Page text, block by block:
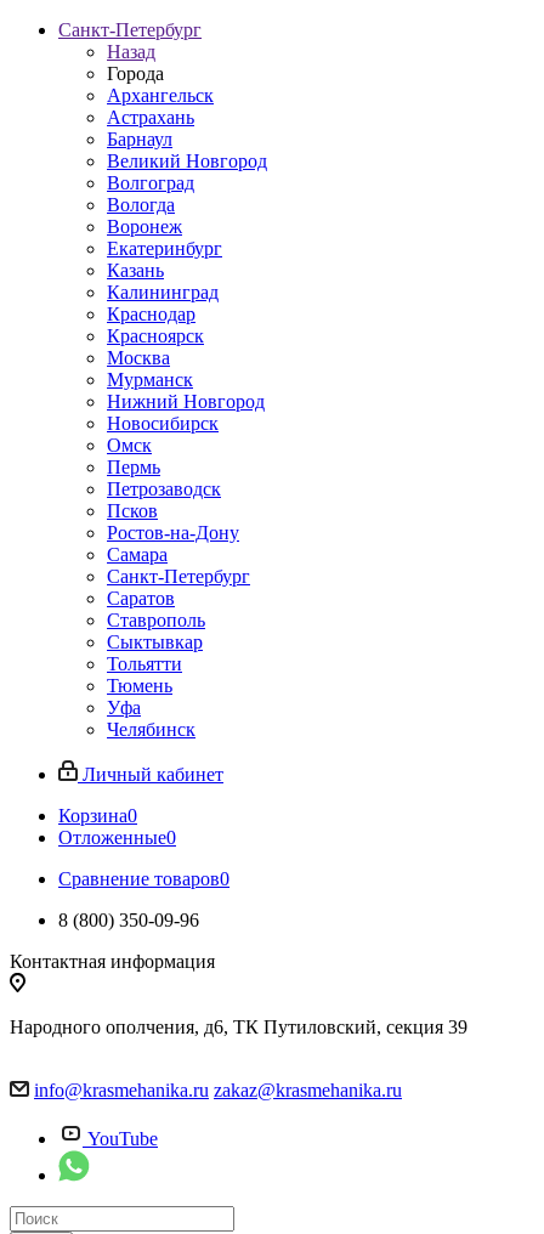
Санкт-Петербург
Назад
Города
Архангельск
Астрахань
Барнаул
Великий Новгород
Волгоград
Вологда
Воронеж
Екатеринбург
Казань
Калининград
Краснодар
Красноярск
Москва
Мурманск
Нижний Новгород
Новосибирск
Омск
Пермь
Петрозаводск
Псков
Ростов-на-Дону
Самара
Санкт-Петербург
Саратов
Ставрополь
Сыктывкар
Тольятти
Тюмень
Уфа
Челябинск
Личный кабинет
Корзина0
Отложенные0
Сравнение товаров0
8 (800) 350-09-96
Контактная информация
Народного ополчения, д6, ТК Путиловский, секция 39
info@krasmehanika.ru zakaz@krasmehanika.ru
YouTube